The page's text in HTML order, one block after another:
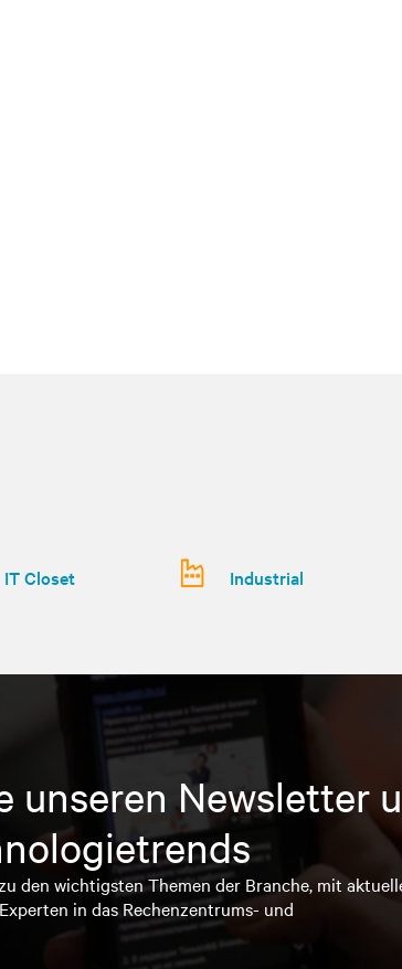
IT Closet Industrial
unseren Newsletter
den wichtigsten Themen der Branche, mit
in das Rechenzentrums- und